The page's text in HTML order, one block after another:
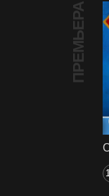
ПРЕМЬЕРА